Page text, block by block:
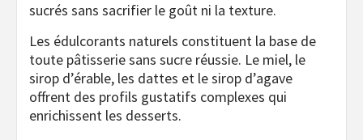
sucrés sans sacrifier le goût ni la texture.
Les édulcorants naturels constituent la base de
toute pâtisserie sans sucre réussie. Le miel, le
sirop d’érable, les dattes et le sirop d’agave
offrent des profils gustatifs complexes qui
enrichissent les desserts.